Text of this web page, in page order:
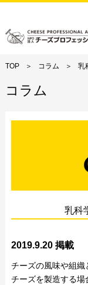
TOP コラム 乳
コラム
乳科
2019.9.20 掲載
チーズの風味や組織
チーズを製造する